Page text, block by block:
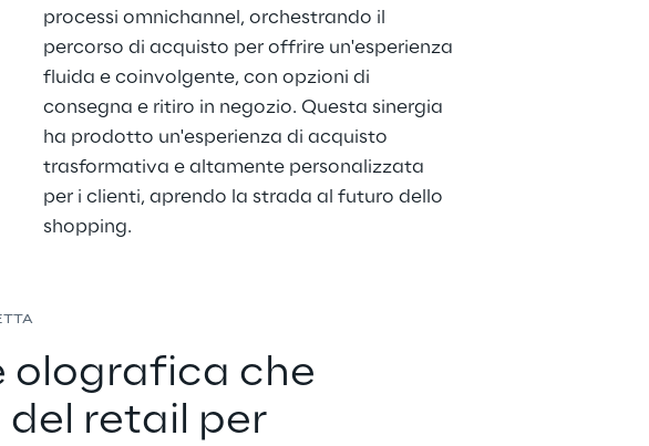
processi omnichannel, orchestrando il
percorso di acquisto per offrire un'esperienza
fluida e coinvolgente, con opzioni di
consegna e ritiro in negozio. Questa sinergia
ha prodotto un'esperienza di acquisto
trasformativa e altamente personalizzata
per i clienti, aprendo la strada al futuro dello
shopping.
olografica che
retail per